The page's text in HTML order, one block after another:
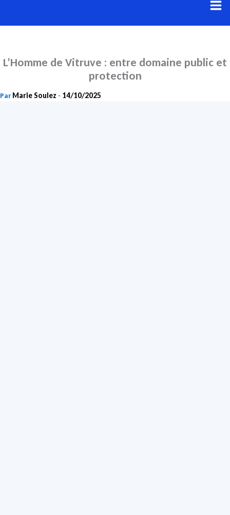
au
L’Homme de Vitruve : entre domaine public et
protection
Par Marie Soulez - 14/10/2025